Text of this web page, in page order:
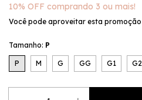
10% OFF comprando 3 ou mais!
Você pode aproveitar esta
Tamanho: P
P M G GG G1 G2